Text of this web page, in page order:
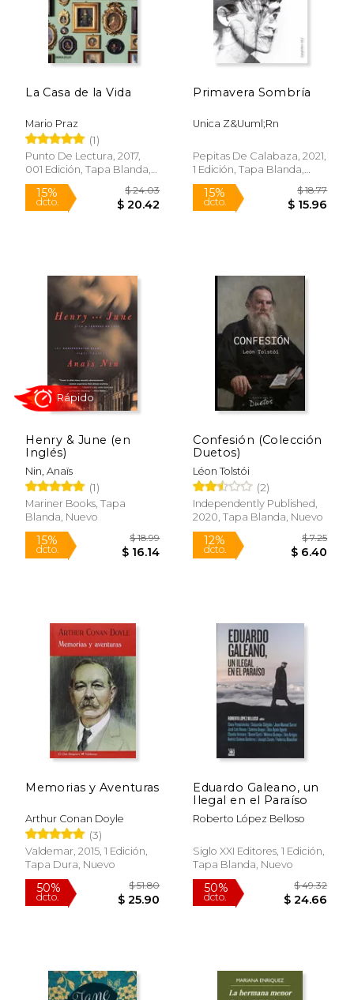
50%
dcto.
50%
50%
dcto.
24%
dcto.
Rápido
La Casa de la Vida
Mario Praz
(1)
Punto De Lectura, 2017,
001 Edición, Tapa Blanda,
Nuevo
15%
dcto.
$ 24.03
Primavera Sombría
Unica Z&Uuml;Rn
Pepitas De Calabaza, 2021,
1 Edición, Tapa Blanda,
Nuevo
15%
dcto.
Henry & June (en
Inglés)
Nin, Anaïs
(1)
Mariner Books, Tapa
Blanda, Nuevo
Confesión (Colección
Duetos)
Léon Tolstói
(2)
Independently Published,
2020, Tapa Blanda, Nuevo
Memorias y Aventuras
Arthur Conan Doyle
(3)
Valdemar, 2015, 1 Edición,
Tapa Dura, Nuevo
Eduardo Galeano, un
Ilegal en el Paraíso
Roberto López Belloso
Siglo XXI Editores, 1 Edición,
Tapa Blanda, Nuevo